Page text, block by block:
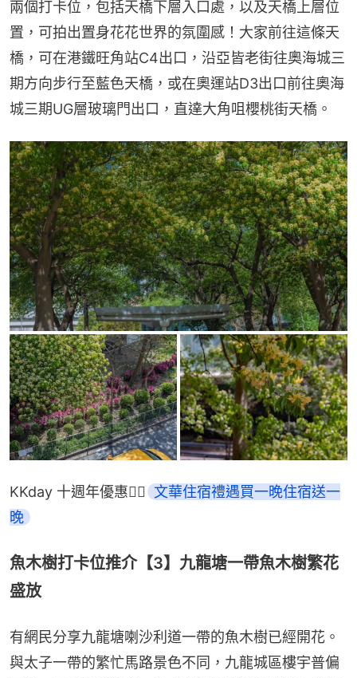
兩個打卡位，包括天橋下層入口處，以及天橋上層位
置，可拍出置身花花世界的氛圍感！大家前往這條天
橋，可在港鐵旺角站C4出口，沿亞皆老街往奧海城三
期方向步行至藍色天橋，或在奧運站D3出口前往奧海
城三期UG層玻璃門出口，直達大角咀櫻桃街天橋。
KKday 十週年優惠👉🏻
文華住宿禮遇買一晚住宿送一
晚
魚木樹打卡位推介【3】九龍塘一帶魚木樹繁花
盛放
有網民分享九龍塘喇沙利道一帶的魚木樹已經開花。
與太子一帶的繁忙馬路景色不同，九龍城區樓宇普偏